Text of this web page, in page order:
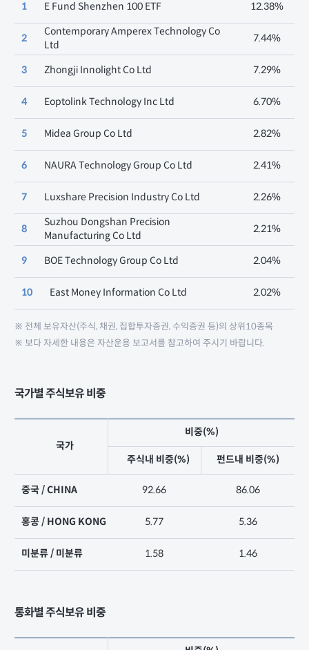
1 E Fund Shenzhen 100 ETF 12.38%
2
Contemporary Amperex Technology Co
Ltd
7.44%
3 Zhongji Innolight Co Ltd 7.29%
4 Eoptolink Technology Inc Ltd 6.70%
5 Midea Group Co Ltd 2.82%
6 NAURA Technology Group Co Ltd 2.41%
7 Luxshare Precision Industry Co Ltd 2.26%
8
Suzhou Dongshan Precision
Manufacturing Co Ltd
2.21%
9 BOE Technology Group Co Ltd 2.04%
10 East Money Information Co Ltd 2.02%
※ 전체 보유자산(주식, 채권, 집합투자증권, 수익증권 등)의 상위10종목
※ 보다 자세한 내용은 자산운용 보고서를 참고하여 주시기 바랍니다.
국가별 주식보유 비중
국가
비중(%)
주식내 비중(%) 펀드내 비중(%)
중국 / CHINA 92.66 86.06
홍콩 / HONG KONG 5.77 5.36
미분류 / 미분류 1.58 1.46
통화별 주식보유 비중